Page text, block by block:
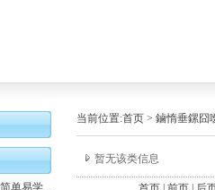
单易学...
当前位置:首页 > 鏀惰垂鏍囧
暂无该类信息